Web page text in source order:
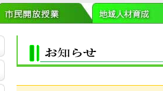
イベントカレンダー